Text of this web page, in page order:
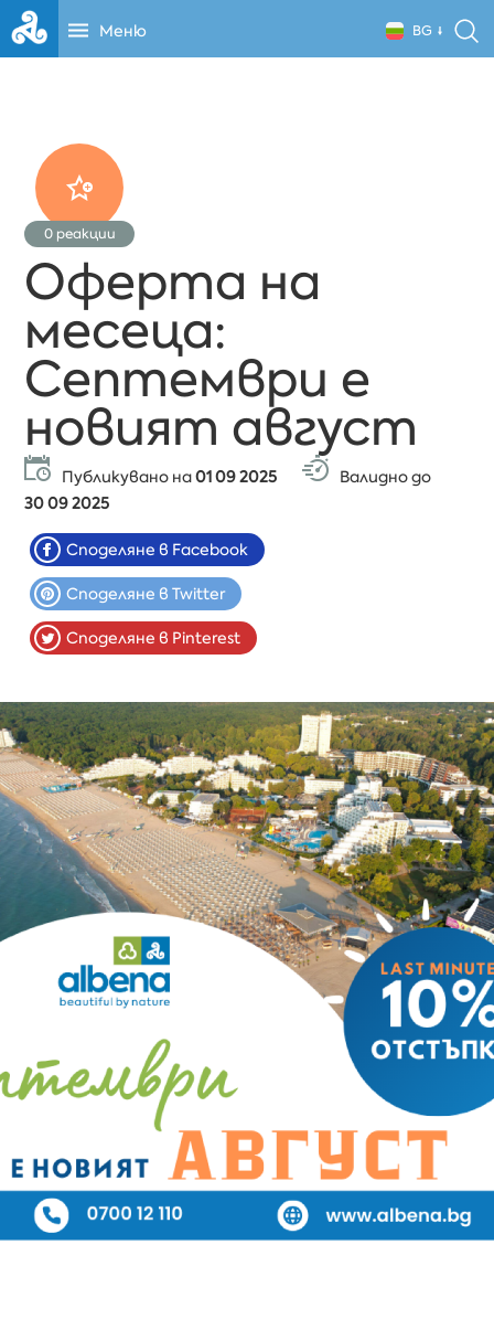
Меню BG
0реакции
Оферта на
месеца:
Септември е
новият август
Публикувано на01 09 2025
Валидно до
30 09 2025
Споделяне в Facebook
Споделяне в Twitter
Споделяне в Pinterest